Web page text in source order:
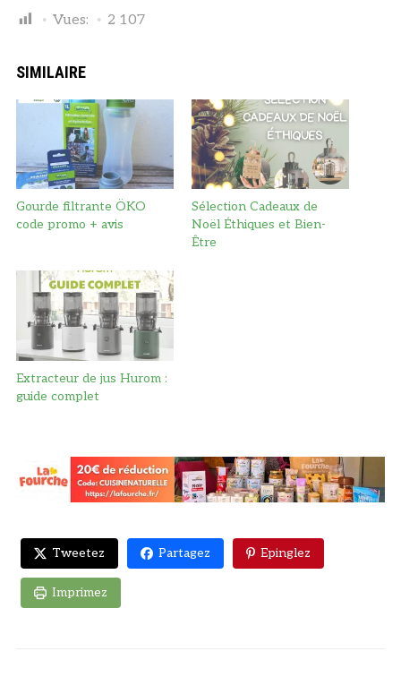
Vues: 2 107
SIMILAIRE
Gourde filtrante ÖKO
code promo + avis
Sélection Cadeaux de
Noël Éthiques et Bien-
Être
Extracteur de jus Hurom :
guide complet
Tweetez Partagez Epinglez
Imprimez